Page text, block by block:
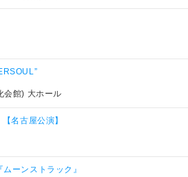
会館) 大ホール
名古屋公演】
ーンストラック』